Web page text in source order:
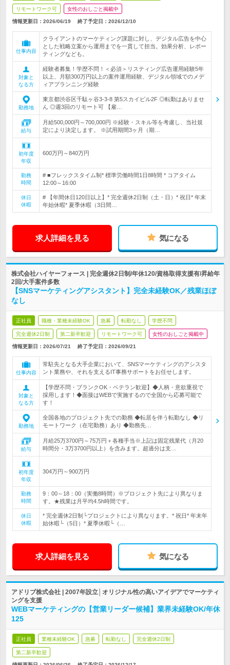
リモートワーク可 女性のおしごと掲載中
情報更新日：2026/06/19 終了予定日： 2026/12/10
仕事内容
クライアントのマーケティング課題に対し、デジタル広告を中心
とした戦略立案から運用までを一貫して担当。効果分析、レポー
ティングなども。
対象と
なる方
経験者募集！学歴不問！＜必須＞リスティング広告運用経験5年
以上、月額300万円以上の案件運用経験、デジタル領域でのメデ
ィアプランニング経験
勤務地
東京都渋谷区千駄ヶ谷3-3-8 第5スカイビル2F ◎転勤はありませ
ん ◎週3回のリモート可 【雇…
給与
月給500,000円～700,000円 ※経験・スキル等を考慮し、当社規
定により決定します。 ※試用期間3ヶ月（期…
初年度
年収
600万円～840万円
勤務
時間
# ■フレックスタイム制* 標準労働時間1日8時間 * コアタイム
12:00～16:00
休日
休暇
# 【年間休日120日以上】* 完全週休2日制（土・日）* 祝日* 年末
年始休暇* 夏季休暇（3日間…
求人詳細を見る 気になる
株式会社ハイヤーフォース | 完全週休2日制/年休120/資格取得支援有/昇給年
2回/大手案件多数
【SNSマーケティングアシスタント】完全未経験OK／残業ほぼ
なし
正社員 職種・業種未経験OK 急募 転勤なし 学歴不問
完全週休2日制 第二新卒歓迎 リモートワーク可 女性のおしごと掲載中
情報更新日：2026/07/21 終了予定日： 2026/09/21
仕事内容
常駐先となる大手企業において、SNSマーケティングのアシスタ
ント業務や、それを支えるIT事務サポートをお任せします。
対象と
なる方
【学歴不問・ブランクOK・ベテラン歓迎】◆人柄・意欲重視で
採用します！◆面接はWEBで実施するので全国から応募可能で
す！
勤務地
全国各地のプロジェクト先での勤務 ◆転居を伴う転勤なし ◆リ
モートワーク（在宅勤務）あり ◆勤務先…
給与
月給25万3700円～75万円＋各種手当※上記は固定残業代（月20
時間分・3万3700円以上）を含みます。超過分は支…
初年度
年収
304万円～900万円
勤務
時間
9：00～18：00（実働8時間）※プロジェクト先により異なりま
す。★残業は月平均4.5h時間です。
休日
休暇
* 完全週休2日制└プロジェクトにより異なります。* 祝日* 年末年
始休暇└（5日）* 夏季休暇└（…
求人詳細を見る 気になる
アドリブ株式会社 | 2007年設立│オリジナル性の高いアイデアでマーケティ
ングを支援
WEBマーケティングの【営業リーダー候補】業界未経験OK/年休
125
正社員 業種未経験OK 急募 転勤なし 完全週休2日制
第二新卒歓迎